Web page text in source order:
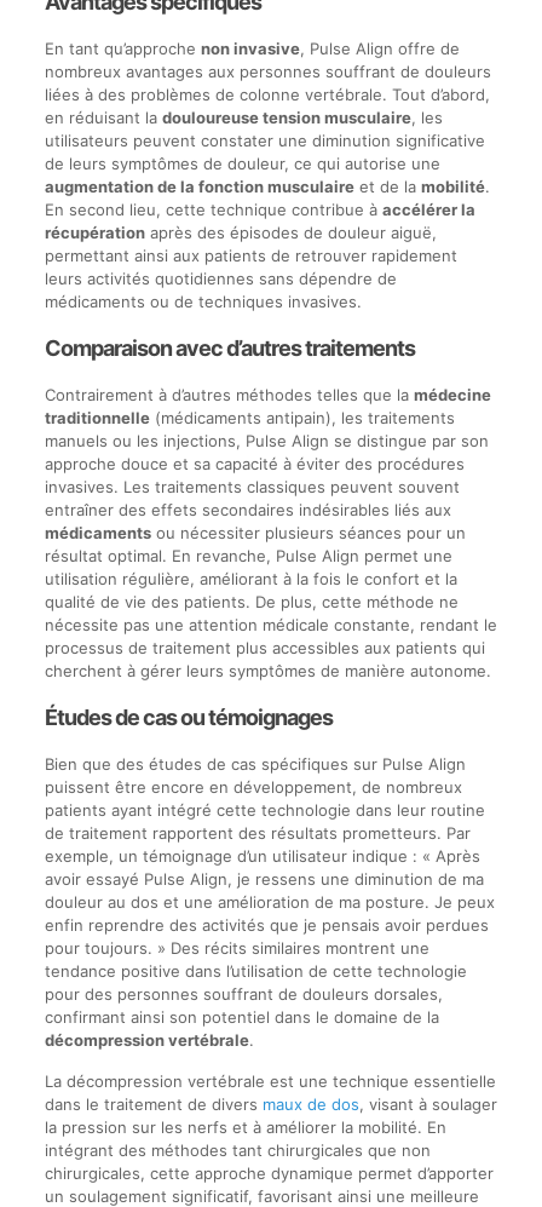
En tant qu’approche non invasive, Pulse Align offre de
nombreux avantages aux personnes souffrant de douleurs
liées à des problèmes de colonne vertébrale. Tout d’abord,
en réduisant la douloureuse tension musculaire, les
utilisateurs peuvent constater une diminution significative
de leurs symptômes de douleur, ce qui autorise une
augmentation de la fonction musculaireet de la mobilité.
En second lieu, cette technique contribue à accélérer la
récupérationaprès des épisodes de douleur aiguë,
permettant ainsi aux patients de retrouver rapidement
leurs activités quotidiennes sans dépendre de
médicaments ou de techniques invasives.
Comparaison avec d’autres traitements
Contrairement à d’autres méthodes telles que la médecine
traditionnelle(médicaments antipain), les traitements
manuels ou les injections, Pulse Align se distingue par son
approche douce et sa capacité à éviter des procédures
invasives. Les traitements classiques peuvent souvent
entraîner des effets secondaires indésirables liés aux
médicamentsou nécessiter plusieurs séances pour un
résultat optimal. En revanche, Pulse Align permet une
utilisation régulière, améliorant à la fois le confort et la
qualité de vie des patients. De plus, cette méthode ne
nécessite pas une attention médicale constante, rendant le
processus de traitement plus accessibles aux patients qui
cherchent à gérer leurs symptômes de manière autonome.
Études de cas ou témoignages
Bien que des études de cas spécifiques sur Pulse Align
puissent être encore en développement, de nombreux
patients ayant intégré cette technologie dans leur routine
de traitement rapportent des résultats prometteurs. Par
exemple, un témoignage d’un utilisateur indique : « Après
avoir essayé Pulse Align, je ressens une diminution de ma
douleur au dos et une amélioration de ma posture. Je peux
enfin reprendre des activités que je pensais avoir perdues
pour toujours. » Des récits similaires montrent une
tendance positive dans l’utilisation de cette technologie
pour des personnes souffrant de douleurs dorsales,
confirmant ainsi son potentiel dans le domaine de la
décompression vertébrale.
La décompression vertébrale est une technique essentielle
dans le traitement de divers maux de dos, visant à soulager
la pression sur les nerfs et à améliorer la mobilité. En
intégrant des méthodes tant chirurgicales que non
chirurgicales, cette approche dynamique permet d’apporter
un soulagement significatif, favorisant ainsi une meilleure